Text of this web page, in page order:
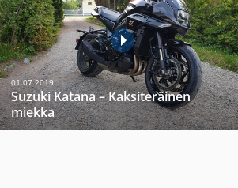
01.07.2019
Suzuki Katana – Kaksiteräinen
miekka